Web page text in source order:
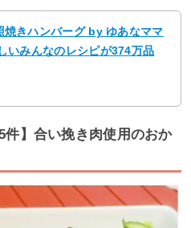
きハンバーグ by ゆあなママ
いみんなのレシピが374万品
件】合い挽き肉使用のおか